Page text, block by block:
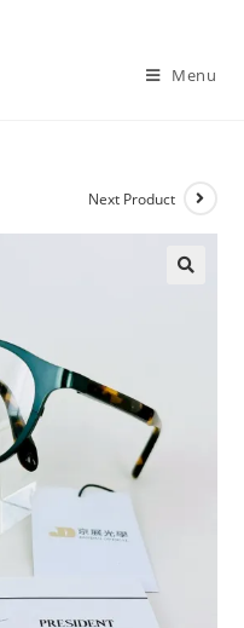
Menu
Next Product